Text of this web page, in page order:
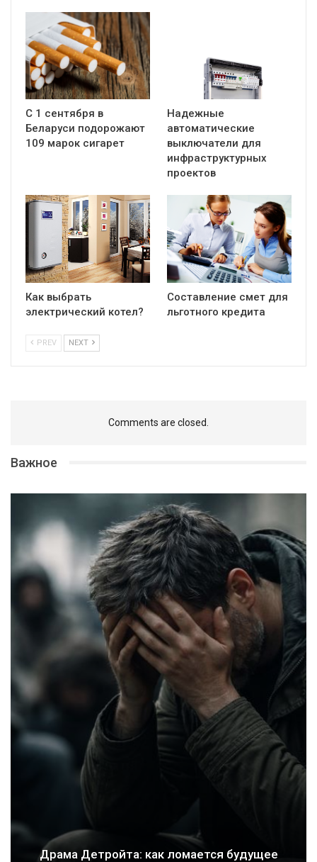
С 1 сентября в
Беларуси подорожают
109 марок сигарет
Надежные
автоматические
выключатели для
инфраструктурных
проектов
Как выбрать
электрический котел?
Составление смет для
льготного кредита
PREV NEXT
Comments are closed.
Важное
Драма Детройта: как ломается будущее